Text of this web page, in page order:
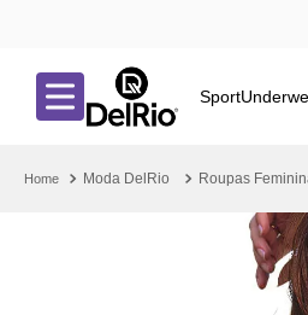
Sport
Moda DelRio Roupas